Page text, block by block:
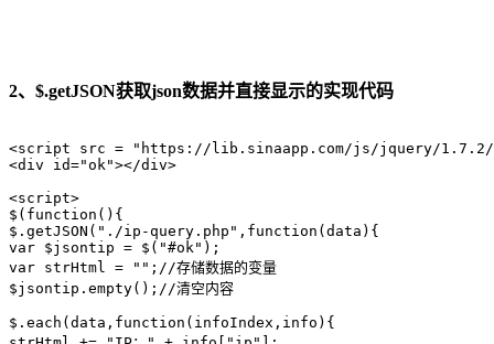
2、$.getJSON获取json数据并直接显示的实现代码
<script src = "https://lib.sinaapp.com/js/jquery/
<div id="ok"></div>
<script>
$(function(){
$.getJSON("./ip-query.php",function(data){
var $jsontip = $("#ok");
var strHtml = "";//存储数据的变量
$jsontip.empty();//清空内容
$.each(data,function(infoIndex,info){